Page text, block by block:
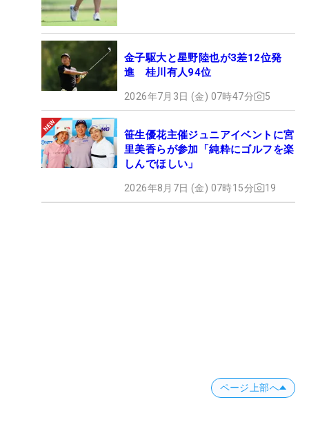
金子駆大と星野陸也が3差12位発
進 桂川有人94位
2026年7月3日 (金) 07時47分 5
笹生優花主催ジュニアイベントに宮
里美香らが参加「純粋にゴルフを楽
しんでほしい」
2026年8月7日 (金) 07時15分 19
ページ上部へ